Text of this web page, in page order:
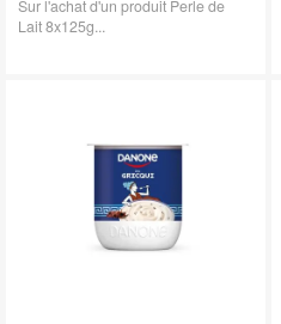
Sur l'achat d'un produit Perle de
Lait 8x125g...